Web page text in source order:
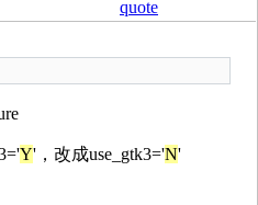
quote
Y'，改成use_gtk3='N'